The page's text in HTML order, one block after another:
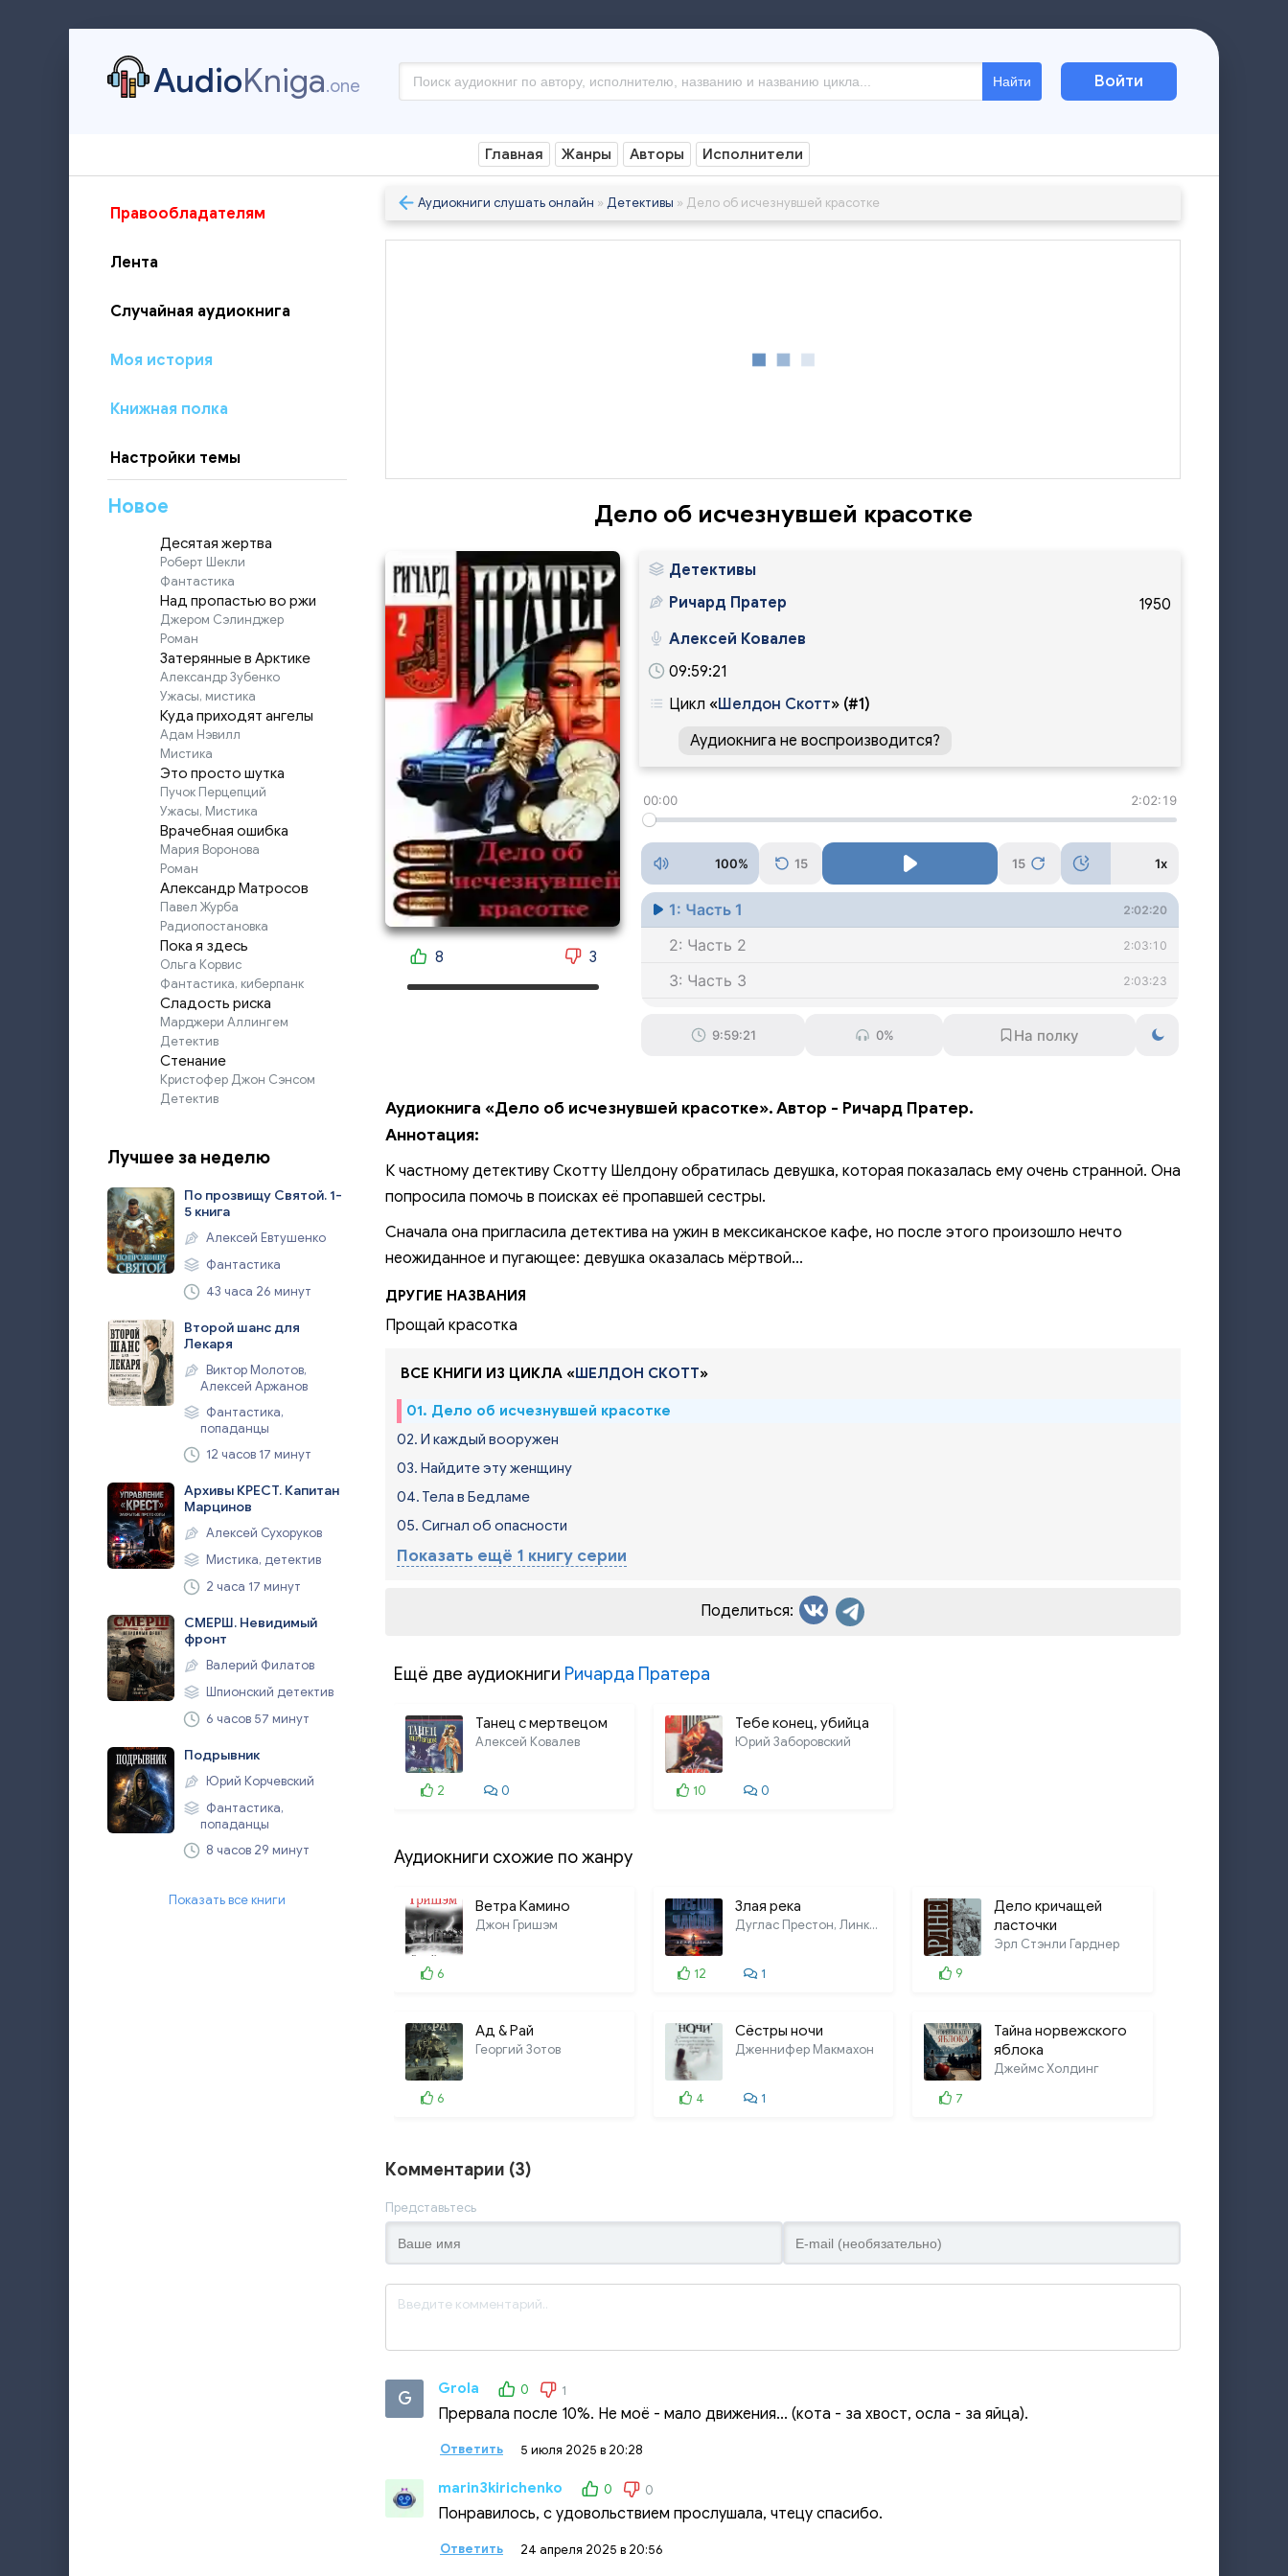
AudioKniga.one Найти Войти
Главная Жанры Авторы Исполнители
Правообладателям
Лента
Случайная аудиокнига
Моя история
Книжная полка
Настройки темы
Новое
Десятая жертва
Роберт Шекли
Фантастика
Над пропастью во ржи
Джером Сэлинджер
Роман
Затерянные в Арктике
Александр Зубенко
Ужасы, мистика
Куда приходят ангелы
Адам Нэвилл
Мистика
Это просто шутка
Пучок Перцепций
Ужасы, Мистика
Врачебная ошибка
Мария Воронова
Роман
Александр Матросов
Павел Журба
Радиопостановка
Пока я здесь
Ольга Корвис
Фантастика, киберпанк
Сладость риска
Марджери Аллингем
Детектив
Стенание
Кристофер Джон Сэнсом
Детектив
Лучшее за неделю
По прозвищу Святой. 1-
5 книга
Алексей Евтушенко
Фантастика
43 часа 26 минут
Второй шанс для
Лекаря
Виктор Молотов,
Алексей Аржанов
Фантастика,
попаданцы
12 часов 17 минут
Архивы КРЕСТ. Капитан
Марцинов
Алексей Сухоруков
Мистика, детектив
2 часа 17 минут
СМЕРШ. Невидимый
фронт
Валерий Филатов
Шпионский детектив
6 часов 57 минут
Подрывник
Юрий Корчевский
Фантастика,
попаданцы
8 часов 29 минут
Показать все книги
Аудиокниги слушать онлайн » Детективы » Дело об исчезнувшей красотке
Дело об исчезнувшей красотке
8 3
Детективы
1950
Ричард Пратер
Алексей Ковалев
09:59:21
Цикл «Шелдон Скотт» (#1)
Аудиокнига не воспроизводится?
00:00 2:02:19
100% 15 15 1x
1: Часть 1 2:02:20
2: Часть 2 2:03:10
3: Часть 3 2:03:23
9:59:21 0%
Аудиокнига «Дело об исчезнувшей красотке». Автор - Ричард Пратер.
Аннотация:
К частному детективу Скотту Шелдону обратилась девушка, которая показалась ему очень странной. Она
попросила помочь в поисках её пропавшей сестры.
Сначала она пригласила детектива на ужин в мексиканское кафе, но после этого произошло нечто
неожиданное и пугающее: девушка оказалась мёртвой...
ДРУГИЕ НАЗВАНИЯ
Прощай красотка
ВСЕ КНИГИ ИЗ ЦИКЛА «ШЕЛДОН СКОТТ»
01. Дело об исчезнувшей красотке
02. И каждый вооружен
03. Найдите эту женщину
04. Тела в Бедламе
05. Сигнал об опасности
Показать ещё 1 книгу серии
Поделиться:
Ещё две аудиокниги Ричарда Пратера
Танец с мертвецом
Алексей Ковалев
2 0
Тебе конец, убийца
Юрий Заборовский
10 0
Аудиокниги схожие по жанру
Ветра Камино
Джон Гришэм
6
Злая река
Дуглас Престон, Линкольн Чайлд
12 1
Дело кричащей
ласточки
Эрл Стэнли Гарднер
9
Ад & Рай
Георгий Зотов
6
Сёстры ночи
Дженнифер Макмахон
4 1
Тайна норвежского
яблока
Джеймс Холдинг
7
Комментарии (3)
Представьтесь
G Grola 0 1
Прервала после 10%. Не моё - мало движения... (кота - за хвост, осла - за яйца).
Ответить 5 июля 2025 в 20:28
marin3kirichenko 0 0
Понравилось, с удовольствием прослушала, чтецу спасибо.
Ответить 24 апреля 2025 в 20:56